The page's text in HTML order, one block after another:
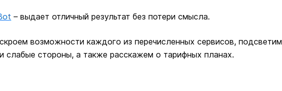
– выдает отличный результат без потери смысла.
возможности каждого из перечисленных сервисов, подсветим
слабые стороны, а также расскажем о тарифных планах.